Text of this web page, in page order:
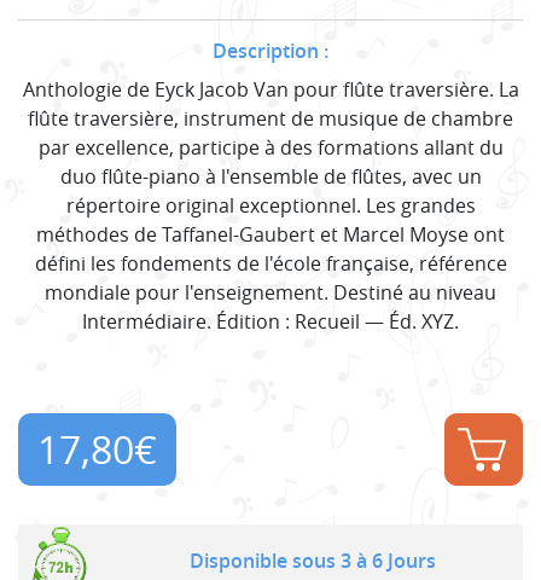
Description :
Anthologie de Eyck Jacob Van pour flûte traversière. La
flûte traversière, instrument de musique de chambre
par excellence, participe à des formations allant du
duo flûte-piano à l'ensemble de flûtes, avec un
répertoire original exceptionnel. Les grandes
méthodes de Taffanel-Gaubert et Marcel Moyse ont
défini les fondements de l'école française, référence
mondiale pour l'enseignement. Destiné au niveau
Intermédiaire. Édition : Recueil — Éd. XYZ.
17,80€
Disponible sous 3 à 6 Jours